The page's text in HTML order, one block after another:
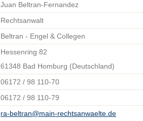
Juan Beltran-Fernandez
Rechtsanwalt
Beltran - Engel & Collegen
Hessenring 82
61348 Bad Homburg (Deutschland)
06172 / 98 110-70
06172 / 98 110-79
ra-beltran@main-rechtsanwaelte.de